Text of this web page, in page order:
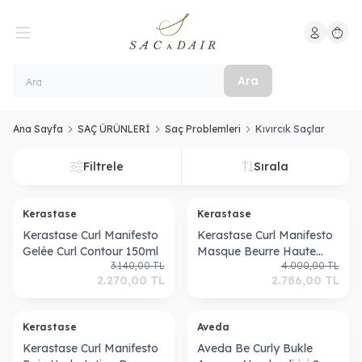
Ara
Hesabım
Ana Sayfa SAÇ ÜRÜNLERİ Saç Problemleri Kıvırcık Saçlar
Filtrele Sırala
Kerastase
Kerastase Curl Manifesto
Gelée Curl Contour 150ml
3.140,00TL
2.270,00 TL
Kerastase
Kerastase Curl Manifesto
Masque Beurre Haute
4.000,00TL
2.786,00 TL
Kerastase
Kerastase Curl Manifesto
Aveda
Aveda Be Curly Bukle